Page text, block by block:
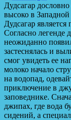
Дудсагар
высоко в
Дудсагар
Согласно легенде
неожиданно
застеснялась и
смог увидеть ее
молоко начало
на водопад,
приключение в
заповеднике.
джипах, где вода
сидений, а